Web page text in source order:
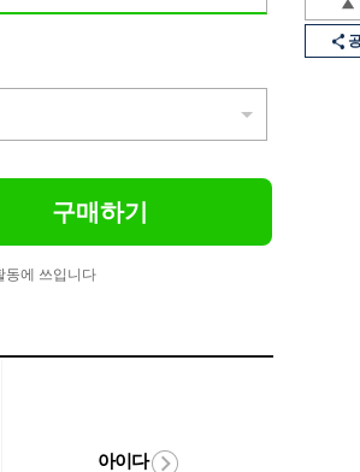
구매하기
동에 쓰입니다
아이다